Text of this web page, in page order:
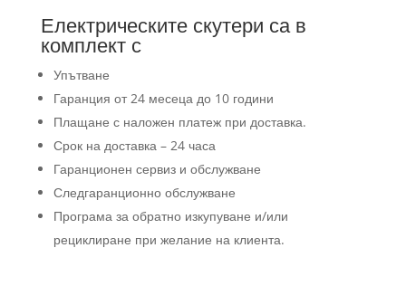
Електрическите скутери са в
комплект с
Упътване
Гаранция от 24 месеца до 10 години
Плащане с наложен платеж при доставка.
Срок на доставка – 24 часа
Гаранционен сервиз и обслужване
Следгаранционно обслужване
Програма за обратно изкупуване и/или
рециклиране при желание на клиента.